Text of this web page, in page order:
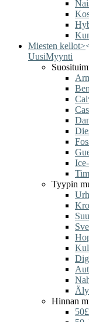
Miesten kellot>
UusiMyynti
Tyypin
Hinnan